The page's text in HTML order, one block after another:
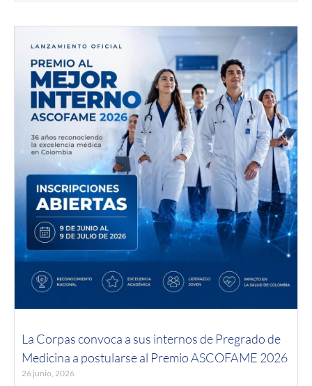
La Corpas convoca a sus internos de Pregrado de
Medicina a postularse al Premio ASCOFAME 2026
26 junio, 2026